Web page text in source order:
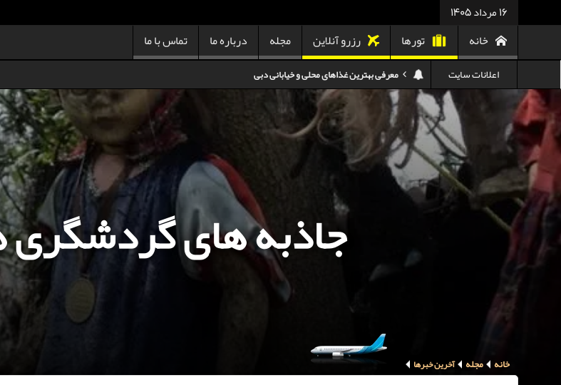
16 مرداد 1405
خانه تورها رزرو آنلاین مجله درباره ما تماس با ما
اعلانات سایت
هزینه سفر به تایلند
کدام هواپیمایی کدام ترمینال مهرآباد؟
استرداد بلیط هواپیما در شرایط جنگی
هزینه تفریحات استانبول ۲۰۲۵
سفر به ارمنستان | دیدنی‌ها و تجربیات جذاب
معرفی بهترین غذاهای محلی و خیابانی دبی
هزینه سفر به گرجستانجاذبه های گردشگری
خانه مجله آخرین خبرها